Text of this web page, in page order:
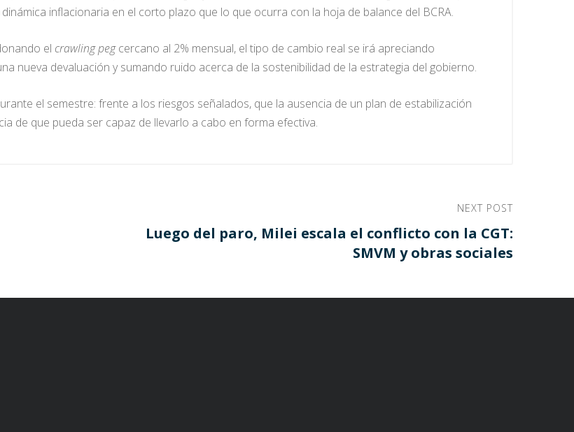
inflacionaria en el corto plazo que lo que ocurra con la hoja de balance del BCRA.
el crawling pegcercano al 2% mensual, el tipo de cambio real se irá apreciando
nueva devaluación y sumando ruido acerca de la sostenibilidad de la estrategia del gobierno.
el semestre: frente a los riesgos señalados, que la ausencia de un plan de estabilización
de que pueda ser capaz de llevarlo a cabo en forma efectiva.
NEXT POST
Luego del paro, Milei escala el conflicto con la CGT:
SMVM y obras sociales